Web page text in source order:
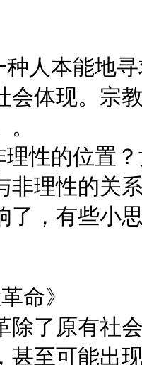
种人本能地
会体现。宗
理性的位置
非理性的关
了，有些小
命》
除了原有社
甚至可能出